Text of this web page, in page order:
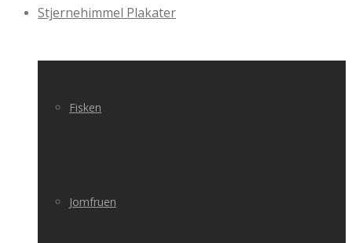
Stjernehimmel Plakater
Fisken
Jomfruen